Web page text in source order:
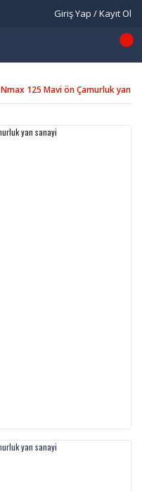
Giriş Yap / Kayıt Ol
Nmax 125 Mavi ön Çamurluk yan